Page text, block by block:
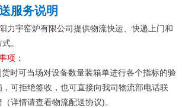
服务说明
力宇窑炉有限公司提供物流快运、快递上门和
。
项：
可当场对设备数量装箱单进行各个指标的验
可拒绝签收，也可直接向我司物流部电话联
详情请查看物流配送协议)。